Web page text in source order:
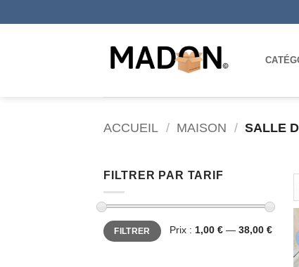
au
ACCUEIL / MAISON / SALLE
FILTRER PAR TARIF
Prix
min
Prix
maxFILTRER Prix : 1,00 € — 38,00 €